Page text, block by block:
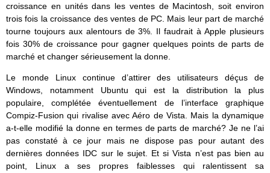
croissance en unités dans les ventes de Macintosh, soit environ
trois fois la croissance des ventes de PC. Mais leur part de marché
tourne toujours aux alentours de 3%. Il faudrait à Apple plusieurs
fois 30% de croissance pour gagner quelques points de parts de
marché et changer sérieusement la donne.
Le monde Linux continue d’attirer des utilisateurs déçus de
Windows, notamment Ubuntu qui est la distribution la plus
populaire, complétée éventuellement de l’interface graphique
Compiz-Fusion qui rivalise avec Aéro de Vista. Mais la dynamique
a-t-elle modifié la donne en termes de parts de marché? Je ne l’ai
pas constaté à ce jour mais ne dispose pas pour autant des
dernières données IDC sur le sujet. Et si Vista n’est pas bien au
point, Linux a ses propres faiblesses qui ralentissent sa